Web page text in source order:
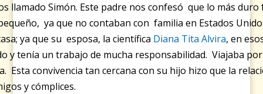
llamado Simón. Este padre nos confesó que lo más
ya que no contaban con familia en Estados
ya que su esposa, la científica Diana Tita Alvira, en
y tenía un trabajo de mucha responsabilidad. Viajaba
Esta convivencia tan cercana con su hijo hizo que la
y cómplices.